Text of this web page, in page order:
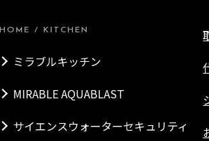
HOME / KITCHEN
ミラブルキッチン
MIRABLE AQUABLAST
サイエンスウォーターセキュリティ